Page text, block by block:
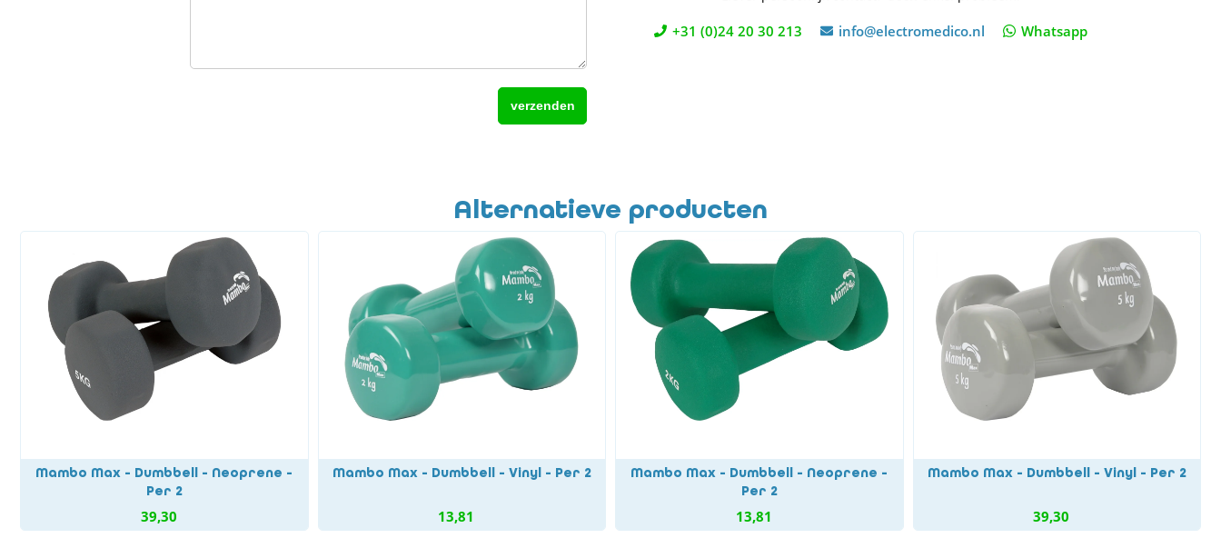
+31 (0)24 20 30 213 info@electromedico.nl Whatsapp
Alternatieve producten
Mambo Max - Dumbbell - Neoprene -
Per 2
39,30
Mambo Max - Dumbbell - Vinyl - Per 2
13,81
Mambo Max - Dumbbell - Neoprene -
Per 2
13,81
Mambo Max - Dumbbell - Vinyl - Per 2
39,30